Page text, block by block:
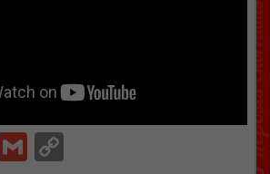
WhatsApp
Gmail